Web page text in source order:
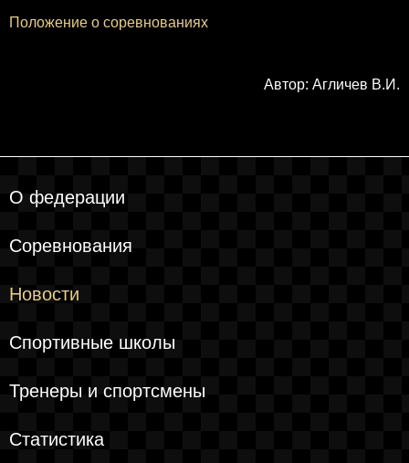
Положение о соревнованиях
Автор: Агличев В.И.
О федерации
Соревнования
Новости
Спортивные школы
Тренеры и спортсмены
Статистика